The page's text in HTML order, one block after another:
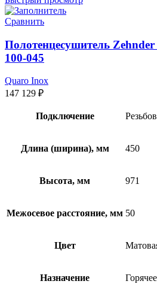
Сравнить
Полотенцесушитель
100-045
Quaro Inox
147 129 ₽
Подключение
Длина (ширина), мм 450
Высота, мм 971
Межосевое расстояние, мм 50
Цвет
Назначение